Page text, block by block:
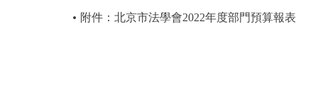
附件：北京市法學會2022年度部門預算報表